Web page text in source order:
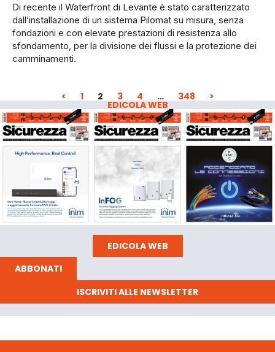
Di recente il Waterfront di Levante è stato caratterizzato
dall’installa­zione di un sistema Pilomat su misu­ra, senza
fondazioni e con elevate prestazioni di resistenza allo
sfonda­mento, per la divisione dei flussi e la protezione dei
camminamenti.
< 1 2 3 4 … 348 >
EDICOLA WEB
EDICOLA WEB
ABBONATI
ISCRIVITI ALLE NEWSLETTER